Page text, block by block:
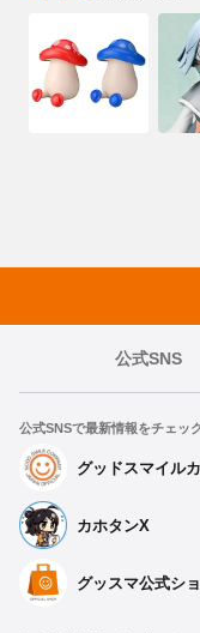
公式SNS
公式SNSで最新情報をチェッ
グッドスマイル
カホタンX
グッスマ公式シ